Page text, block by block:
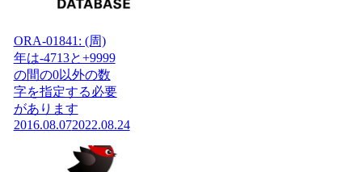
ORA-01841: (周)
年は-4713と+9999
の間の0以外の数
字を指定する必要
があります
2016.08.072022.08.24